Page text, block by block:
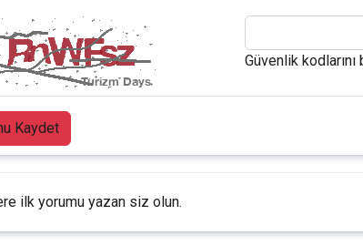
Güvenlik kodlarını
Kaydet
ilk yorumu yazan siz olun.